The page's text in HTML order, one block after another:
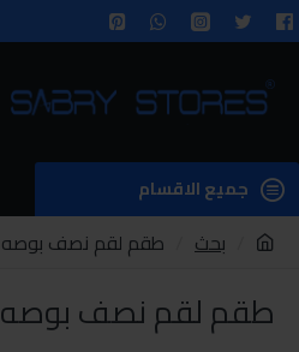
جميع الاقسام
بحث طقم لقم نصف بوصه APT 94 قطعه
طقم لقم نصف بوصه APT 94 قطعه